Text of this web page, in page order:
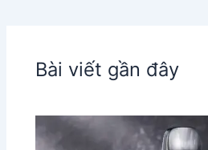
Bài viết gần đây